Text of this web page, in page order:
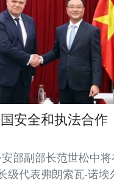
安全和执法合作
部副部长范世松中
级代表弗朗索瓦-诺埃